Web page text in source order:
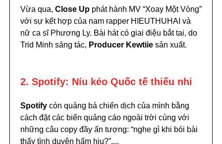
Vừa qua, Close Up phát hành MV “Xoay Một Vòng”
với sự kết hợp của nam rapper HIEUTHUHAI và
nữ ca sĩ Phương Ly. Bài hát có giai điệu bắt tai, do
Trid Minh sáng tác, Producer Kewtiie sản xuất.
2. Spotify: Níu kéo Quốc tế thiếu nhi
Spotify còn quảng bá chiến dịch của mình bằng
cách đặt các biển quảng cáo ngoài trời cùng với
những câu copy đầy ấn tượng: “nghe gì khi bói bài
thấy tình duyên hẩm hiu?”,...